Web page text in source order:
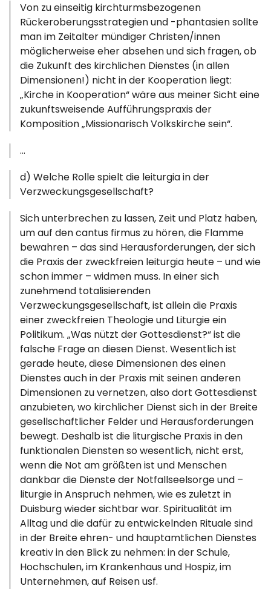
Von zu einseitig kirchturmsbezogenen
Rückeroberungsstrategien und -phantasien sollte
man im Zeitalter mündiger Christen/innen
möglicherweise eher absehen und sich fragen, ob
die Zukunft des kirchlichen Dienstes (in allen
Dimensionen!) nicht in der Kooperation liegt:
„Kirche in Kooperation“ wäre aus meiner Sicht eine
zukunftsweisende Aufführungspraxis der
Komposition „Missionarisch Volkskirche sein“.
…
d) Welche Rolle spielt die leiturgia in der
Verzweckungsgesellschaft?
Sich unterbrechen zu lassen, Zeit und Platz haben,
um auf den cantus firmus zu hören, die Flamme
bewahren – das sind Herausforderungen, der sich
die Praxis der zweckfreien leiturgia heute – und wie
schon immer – widmen muss. In einer sich
zunehmend totalisierenden
Verzweckungsgesellschaft, ist allein die Praxis
einer zweckfreien Theologie und Liturgie ein
Politikum. „Was nützt der Gottesdienst?“ ist die
falsche Frage an diesen Dienst. Wesentlich ist
gerade heute, diese Dimensionen des einen
Dienstes auch in der Praxis mit seinen anderen
Dimensionen zu vernetzen, also dort Gottesdienst
anzubieten, wo kirchlicher Dienst sich in der Breite
gesellschaftlicher Felder und Herausforderungen
bewegt. Deshalb ist die liturgische Praxis in den
funktionalen Diensten so wesentlich, nicht erst,
wenn die Not am größten ist und Menschen
dankbar die Dienste der Notfallseelsorge und –
liturgie in Anspruch nehmen, wie es zuletzt in
Duisburg wieder sichtbar war. Spiritualität im
Alltag und die dafür zu entwickelnden Rituale sind
in der Breite ehren- und hauptamtlichen Dienstes
kreativ in den Blick zu nehmen: in der Schule,
Hochschulen, im Krankenhaus und Hospiz, im
Unternehmen, auf Reisen usf.